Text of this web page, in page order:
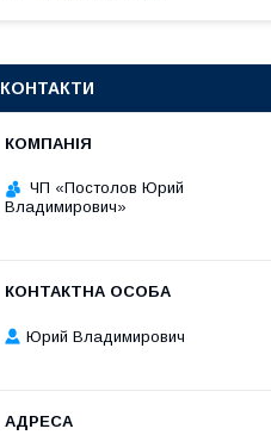
КОНТАКТИ
ЧП «Постолов Юрий
Владимирович»
Юрий Владимирович